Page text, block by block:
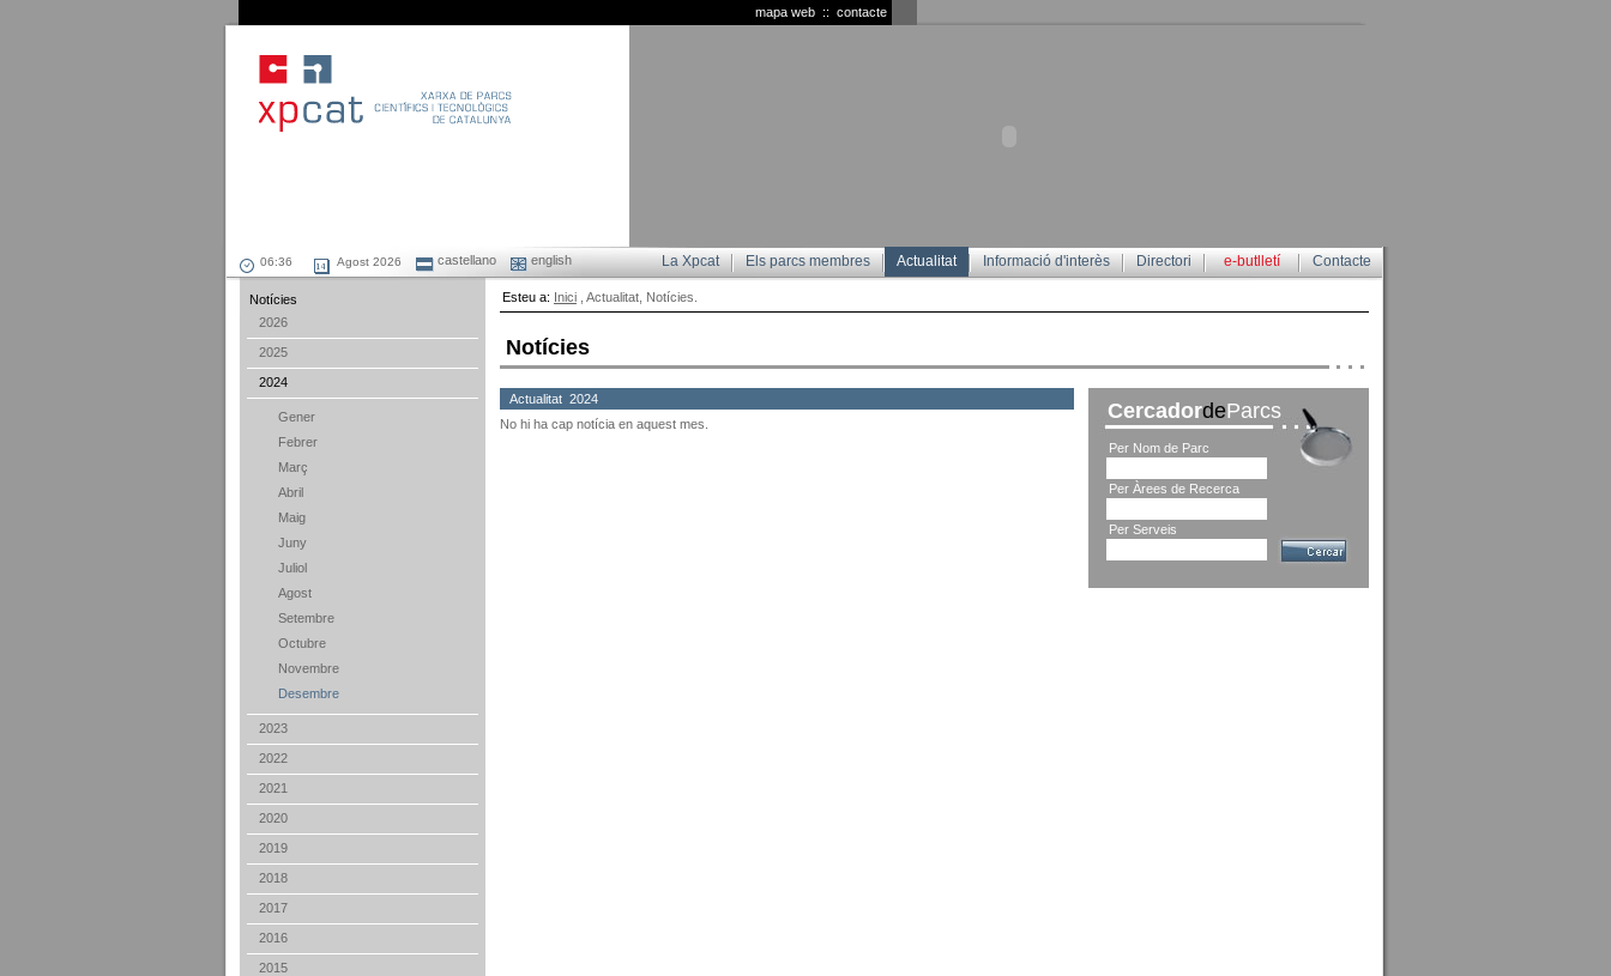
contacte
::
mapa web
Agost 2026 castellano english Contacte
e-butlletí
Directori
Informació d'interès
Actualitat
Els parcs membres
La Xpcat
Notícies
2026
2025
2024
Gener
Febrer
Març
Abril
Maig
Juny
Juliol
Agost
Setembre
Octubre
Novembre
Desembre
2023
2022
2021
2020
2019
2018
2017
2016
2015
Esteu a: Inici , Actualitat, Notícies.
Notícies
Actualitat 2024
No hi ha cap notícia en aquest mes.
CercadordeParcs
Per Nom de Parc
Per Àrees de Recerca
Per Serveis